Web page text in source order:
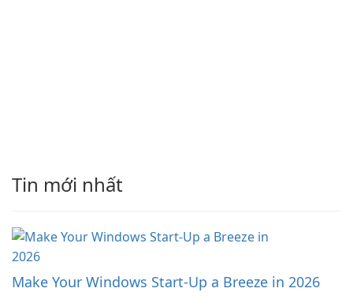
Tin mới nhất
Make Your Windows Start-Up a Breeze in 2026